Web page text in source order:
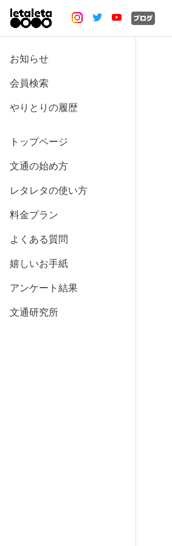
お知らせ
会員検索
やりとりの履歴
トップページ
文通の始め方
レタレタの使い方
料金プラン
よくある質問
嬉しいお手紙
アンケート結果
文通研究所